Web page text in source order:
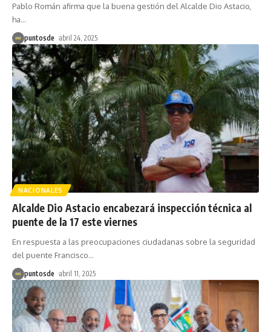
Pablo Román afirma que la buena gestión del Alcalde Dio Astacio,
ha…
puntosde abril 24, 2025
NACIONALES
Alcalde Dio Astacio encabezará inspección técnica al
puente de la 17 este viernes
En respuesta a las preocupaciones ciudadanas sobre la seguridad
del puente Francisco…
puntosde abril 11, 2025